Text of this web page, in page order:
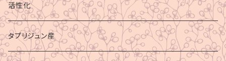
活性化
タプリジュン産